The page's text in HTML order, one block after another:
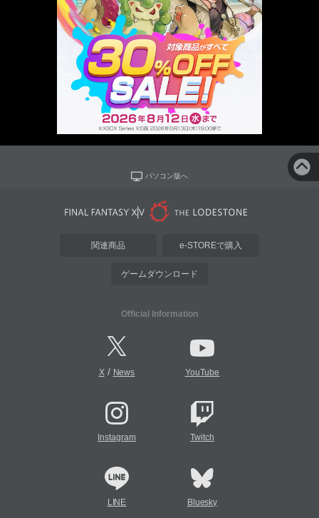
パソコン版へ
関連商品 e-STOREで購入
ゲームダウンロード
Official Information
X/ News YouTube
Instagram Twitch
LINE Bluesky